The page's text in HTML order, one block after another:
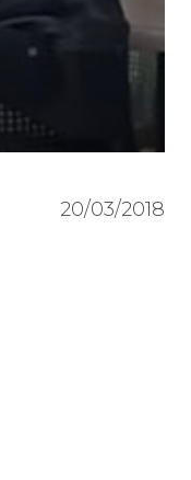
20/03/2018